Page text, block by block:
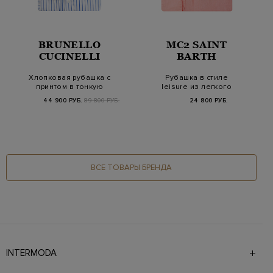
BRUNELLO
CUCINELLI
Хлопковая рубашка с
принтом в тонкую
44 900 РУБ. 89 800 РУБ.
MC2 SAINT
BARTH
Рубашка в стиле
leisure из легкого
24 800 РУБ.
ВСЕ ТОВАРЫ БРЕНДА
INTERMODA